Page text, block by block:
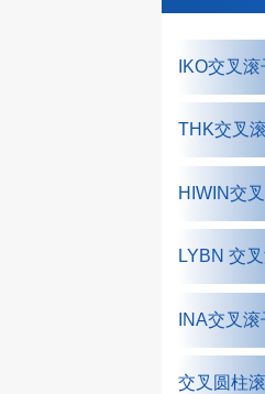
IKO交叉
THK交叉
HIWIN交
LYBN 交
INA交叉
交叉圆柱